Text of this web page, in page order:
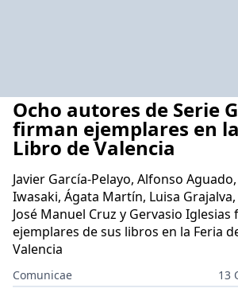
Ocho autores de Serie
firman ejemplares en
Libro de Valencia
Javier García-Pelayo, Alfonso
Iwasaki, Ágata Martín, Luisa
José Manuel Cruz y Gervasio Iglesias
ejemplares de sus libros en la Feria
Valencia
Comunicae
13